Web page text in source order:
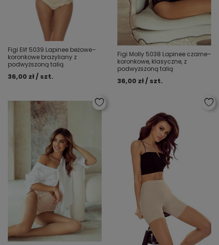
Figi Elif 5039 Lapinee beżowe–
koronkowe brazyliany z
podwyższoną talią
36,00 zł / szt.
Figi Molly 5038 Lapinee czarne–
koronkowe, klasyczne, z
podwyższoną talią
36,00 zł / szt.